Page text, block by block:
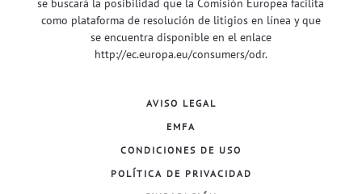
como plataforma de resolución de litigios en línea y que
se encuentra disponible en el enlace
http://ec.europa.eu/consumers/odr.
AVISO LEGAL
EMFA
CONDICIONES DE USO
POLÍTICA DE PRIVACIDAD